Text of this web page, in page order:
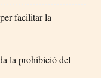
facilitar la
la prohibició del